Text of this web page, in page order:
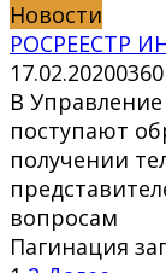
Новости
РОСРЕЕСТР
17.02.20200360
В
поступают
получении
вопросам
Пагинация